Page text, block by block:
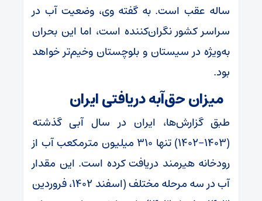
ساله عقب است. به گفته وی، وضعیت آب در
سراسر کشور نگران‌کننده است، اما این بحران
به‌ویژه در سیستان و بلوچستان وخیم‌تر خواهد
بود.
میزان حق‌آبه دریافتی ایران
طبق گزارش‌ها، ایران در سال آبی گذشته
(۱۴۰۳-۱۴۰۲) تنها ۳۱۰ میلیون مترمکعب آب از
رودخانه هیرمند دریافت کرده است. این مقدار
آب در سه مرحله مختلف (اسفند ۱۴۰۲، فروردین